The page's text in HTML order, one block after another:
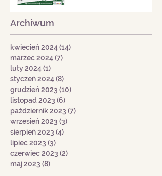
Archiwum
kwiecień 2024(14)
marzec 2024(7)
luty 2024(1)
styczeń 2024(8)
grudzień 2023 (10)
listopad 2023 (6)
październik 2023 (7)
wrzesień 2023 (3)
sierpień 2023 (4)
lipiec 2023 (3)
czerwiec 2023 (2)
maj 2023 (8)